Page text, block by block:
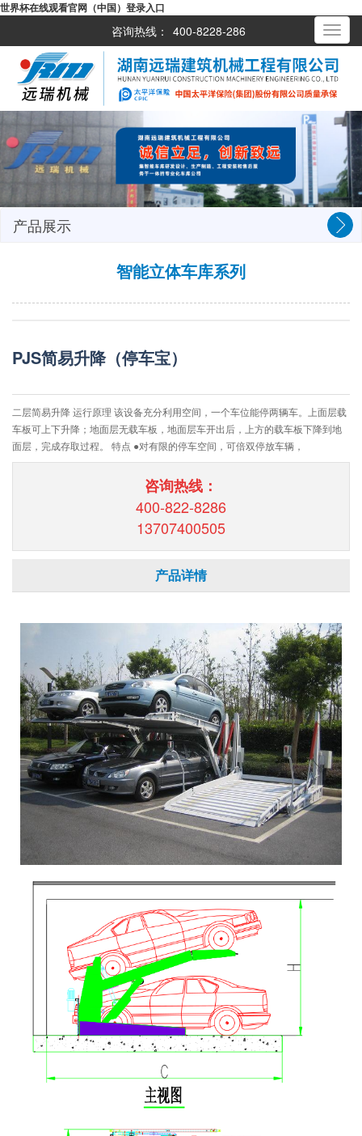
世界杯在线观看官网（中国）登录入口
咨询热线： 400-8228-286
产品展示
智能立体车库系列
PJS简易升降（停车宝）
二层简易升降 运行原理 该设备充分利用空间，一个车位能停两辆车。上面层载
车板可上下升降；地面层无载车板，地面层车开出后，上方的载车板下降到地
面层，完成存取过程。 特点 ●对有限的停车空间，可倍双停放车辆，
咨询热线：
400-822-8286
13707400505
产品详情
Toggle